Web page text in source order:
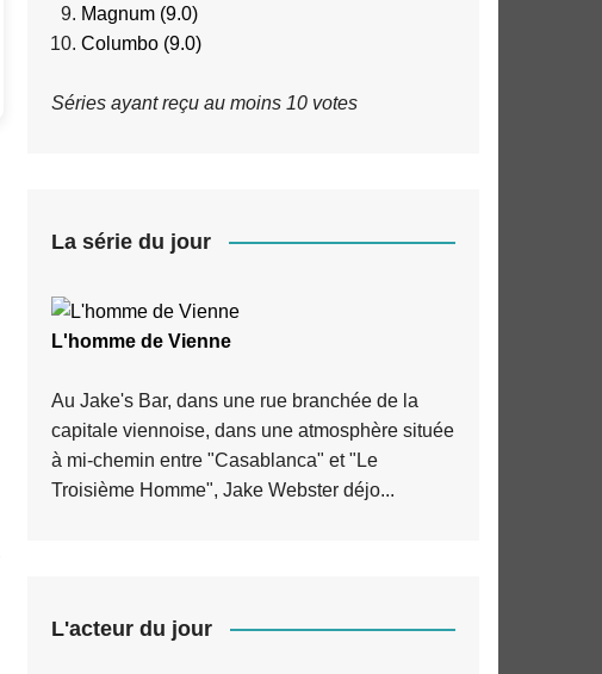
Magnum (9.0)
Columbo (9.0)
Séries ayant reçu au moins 10 votes
La série du jour
L'homme de Vienne
Au Jake's Bar, dans une rue branchée de la
capitale viennoise, dans une atmosphère située
à mi-chemin entre "Casablanca" et "Le
Troisième Homme", Jake Webster déjo...
L'acteur du jour